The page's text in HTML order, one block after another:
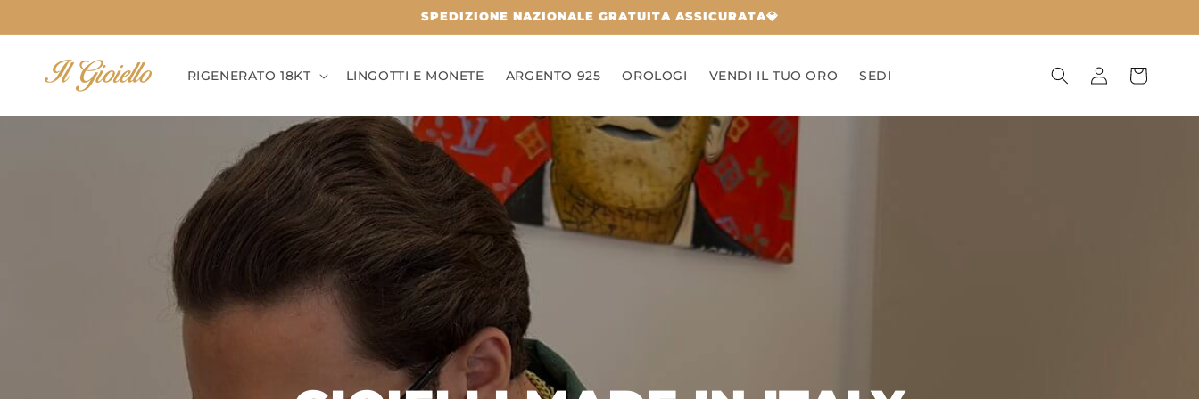
ai contenuti
SPEDIZIONE NAZIONALE GRATUITA ASSICURATA💎
RIGENERATO 18KT LINGOTTI E MONETE ARGENTO 925 OROLOGI VENDI IL TUO ORO SEDI Accedi Carrello